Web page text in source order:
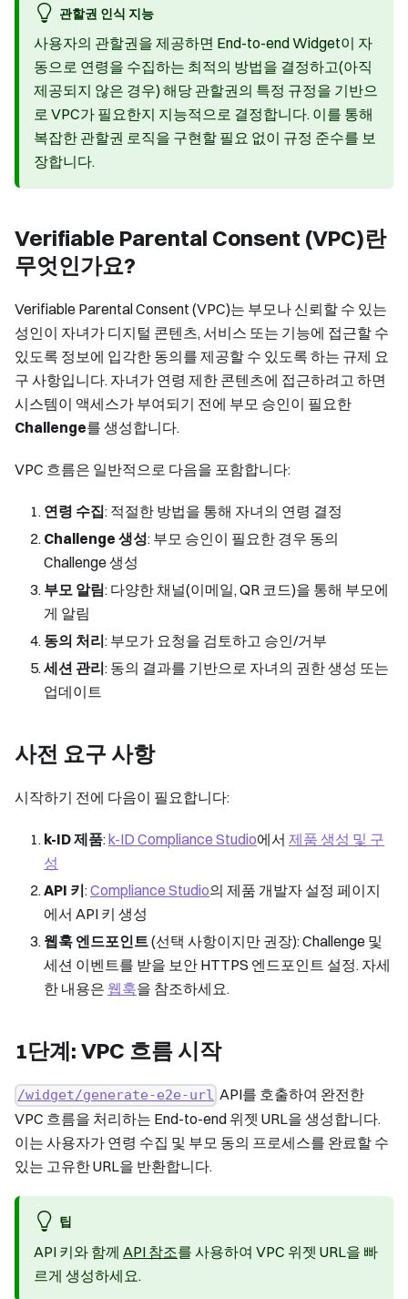
관할권 인식 지능
사용자의 관할권을 제공하면 End-to-end Widget이 자
동으로 연령을 수집하는 최적의 방법을 결정하고(아직
제공되지 않은 경우) 해당 관할권의 특정 규정을 기반으
로 VPC가 필요한지 지능적으로 결정합니다. 이를 통해
복잡한 관할권 로직을 구현할 필요 없이 규정 준수를 보
장합니다.
Verifiable Parental Consent (VPC)란
무엇인가요?
Verifiable Parental Consent (VPC)는 부모나 신뢰할 수 있는
성인이 자녀가 디지털 콘텐츠, 서비스 또는 기능에 접근할 수
있도록 정보에 입각한 동의를 제공할 수 있도록 하는 규제 요
구 사항입니다. 자녀가 연령 제한 콘텐츠에 접근하려고 하면
시스템이 액세스가 부여되기 전에 부모 승인이 필요한
Challenge를 생성합니다.
VPC 흐름은 일반적으로 다음을 포함합니다:
연령 수집: 적절한 방법을 통해 자녀의 연령 결정
Challenge 생성: 부모 승인이 필요한 경우 동의
Challenge 생성
부모 알림: 다양한 채널(이메일, QR 코드)을 통해 부모에
게 알림
동의 처리: 부모가 요청을 검토하고 승인/거부
세션 관리: 동의 결과를 기반으로 자녀의 권한 생성 또는
업데이트
사전 요구 사항
시작하기 전에 다음이 필요합니다:
k-ID 제품:k-ID Compliance Studio에서 제품 생성 및 구
성
API 키:Compliance Studio의 제품 개발자 설정 페이지
에서 API 키 생성
웹훅 엔드포인트(선택 사항이지만 권장): Challenge 및
세션 이벤트를 받을 보안 HTTPS 엔드포인트 설정. 자세
한 내용은 웹훅을 참조하세요.
1단계: VPC 흐름 시작
/widget/generate-e2e-url API를 호출하여 완전한
VPC 흐름을 처리하는 End-to-end 위젯 URL을 생성합니다.
이는 사용자가 연령 수집 및 부모 동의 프로세스를 완료할 수
있는 고유한 URL을 반환합니다.
팁
API 키와 함께 API 참조를 사용하여 VPC 위젯 URL을 빠
르게 생성하세요.